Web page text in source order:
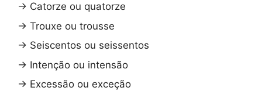
→ Catorze ou quatorze
→ Trouxe ou trousse
→ Seiscentos ou seissentos
→ Intenção ou intensão
→ Excessão ou exceção